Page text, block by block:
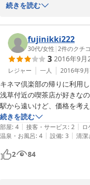
させていただきましたが
今後のご宿泊については
この度はご迷惑・ご不便
し訳ございませんでした。
2022-04-03
す。概ね快適にお過ごし
合等でご到着が遅れるお
内しております。21時に
幸いです。
2020-02-10
続きを読む
fujinikki222
30代/女性 |2件のクチ
3 2016年9月
レジャー 一人 2016年9月
キネマ倶楽部の帰りに利用し
浅草付近の喫茶店が好きな
駅から遠いけど、価格を考え
ただ、私がちょっとした泊
用しないのは、足が少し悪
障害者手当が出るほど悪く
泊がしたい。でも、2段ベ
という理由でこのような共
続きを読む
部屋: 4 | 接客・サービス: 2 |
温泉・お風呂: 4 | 設備: 3 | 清潔
2 84